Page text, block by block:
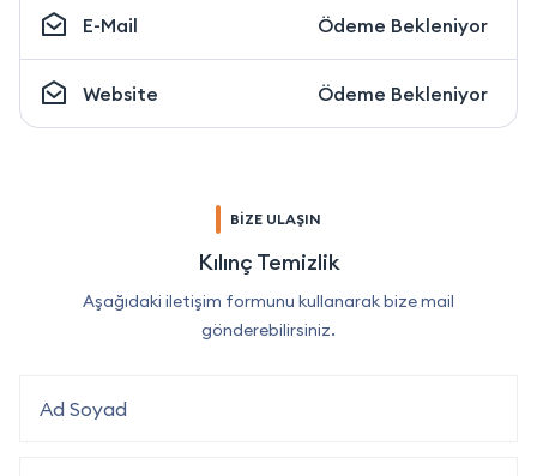
E-Mail Ödeme Bekleniyor
Website Ödeme Bekleniyor
BİZE ULAŞIN
Kılınç Temizlik
Aşağıdaki iletişim formunu kullanarak bize mail
gönderebilirsiniz.